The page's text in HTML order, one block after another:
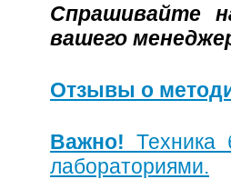
Спрашивайте
вашего
Отзывы о
Важно! Техника
лабораториями.